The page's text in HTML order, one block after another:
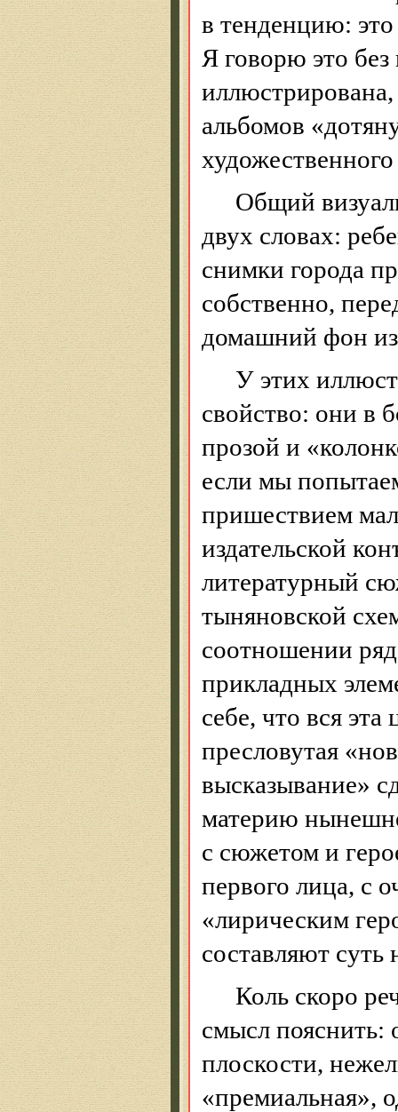
в тенденцию: это
Я говорю это
альбомов
Общий
двух словах:
снимки города
собственно,
домашний фон
У этих
свойство: они в
прозой и
если мы
пришествием
издательской
литературный
тыняновской
соотношении
прикладных
себе, что вся
пресловутая
высказывание»
материю
с сюжетом и
первого лица, с
«лирическим
составляют
Коль скоро
смысл пояснить:
плоскости,
«премиальная»,